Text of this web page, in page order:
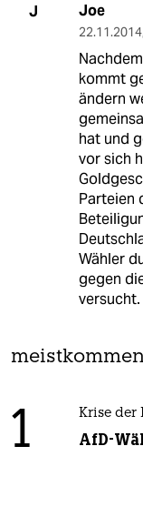
J Joe
22.11.2014,
kommt
ändern
hat und
vor sich
Parteien
Wähler
gegen
1 Krise der
AfD-